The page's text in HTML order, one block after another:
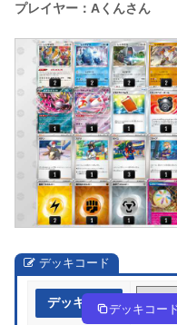
プレイヤー：Aくんさん
デッキコード
デッキ作成デッキコー